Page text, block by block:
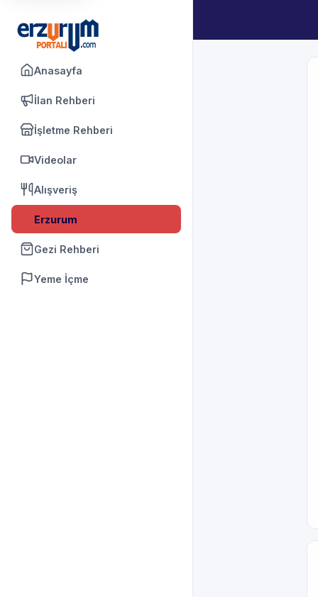
Anasayfa
İlan Rehberi
İşletme Rehberi
Videolar
Alışveriş
Erzurum
Gezi Rehberi
Yeme İçme